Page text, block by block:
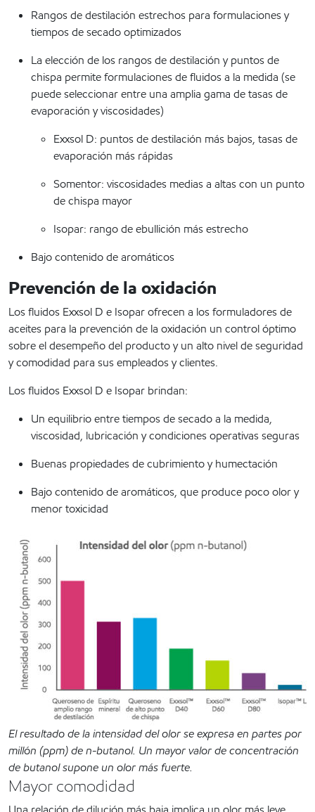
Rangos de destilación estrechos para formulaciones y
tiempos de secado optimizados
La elección de los rangos de destilación y puntos de
chispa permite formulaciones de fluidos a la medida (se
puede seleccionar entre una amplia gama de tasas de
evaporación y viscosidades)
Exxsol D: puntos de destilación más bajos, tasas de
evaporación más rápidas
Somentor: viscosidades medias a altas con un punto
de chispa mayor
Isopar: rango de ebullición más estrecho
Bajo contenido de aromáticos
Prevención de la oxidación
Los fluidos Exxsol D e Isopar ofrecen a los formuladores de
aceites para la prevención de la oxidación un control óptimo
sobre el desempeño del producto y un alto nivel de seguridad
y comodidad para sus empleados y clientes.
Los fluidos Exxsol D e Isopar brindan:
Un equilibrio entre tiempos de secado a la medida,
viscosidad, lubricación y condiciones operativas seguras
Buenas propiedades de cubrimiento y humectación
Bajo contenido de aromáticos, que produce poco olor y
menor toxicidad
El resultado de la intensidad del olor se expresa en partes por
millón (ppm) de n-butanol. Un mayor valor de concentración
de butanol supone un olor más fuerte.
Mayor comodidad